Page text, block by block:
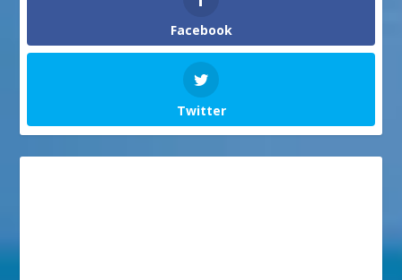
Facebook
Twitter